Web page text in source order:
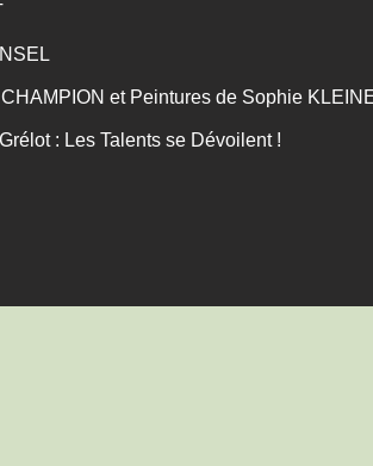
et Peintures de Sophie
: Les Talents se Dévoilent !